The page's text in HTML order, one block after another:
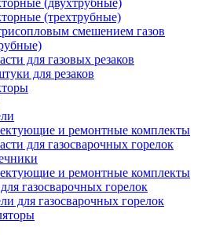
(трехтрубные)
смешением газов
для газовых резаков
для резаков
и ремонтные комплекты
для газосварочных горелок
и ремонтные комплекты
газосварочных горелок
для газосварочных горелок